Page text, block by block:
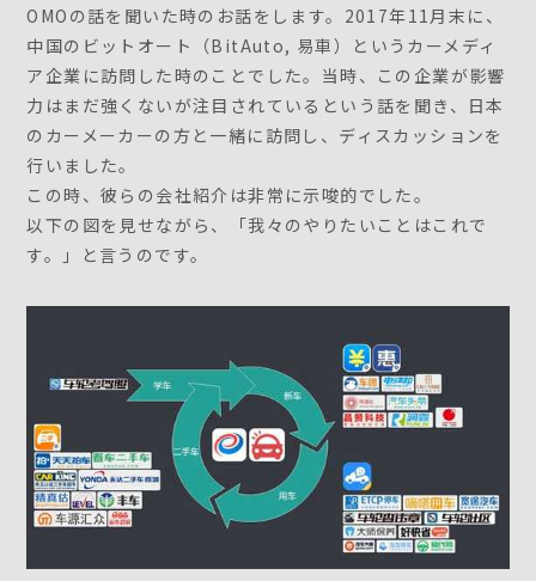
OMOの話を聞いた時のお話をします。2017年11月末に、
中国のビットオート（BitAuto, 易車）というカーメディ
ア企業に訪問した時のことでした。当時、この企業が影響
力はまだ強くないが注目されているという話を聞き、日本
のカーメーカーの方と一緒に訪問し、ディスカッションを
行いました。
この時、彼らの会社紹介は非常に示唆的でした。
以下の図を見せながら、「我々のやりたいことはこれで
す。」と言うのです。